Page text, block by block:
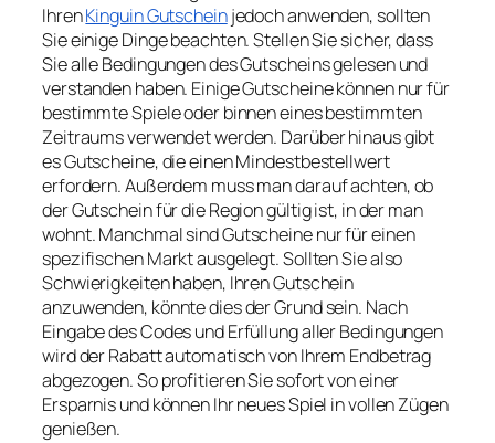
IhrenKinguin Gutscheinjedoch anwenden, sollten
Sie einige Dinge beachten. Stellen Sie sicher, dass
Sie alle Bedingungen des Gutscheins gelesen und
verstanden haben. Einige Gutscheine können nur für
bestimmte Spiele oder binnen eines bestimmten
Zeitraums verwendet werden. Darüber hinaus gibt
es Gutscheine, die einen Mindestbestellwert
erfordern. Außerdem muss man darauf achten, ob
der Gutschein für die Region gültig ist, in der man
wohnt. Manchmal sind Gutscheine nur für einen
spezifischen Markt ausgelegt. Sollten Sie also
Schwierigkeiten haben, Ihren Gutschein
anzuwenden, könnte dies der Grund sein. Nach
Eingabe des Codes und Erfüllung aller Bedingungen
wird der Rabatt automatisch von Ihrem Endbetrag
abgezogen. So profitieren Sie sofort von einer
Ersparnis und können Ihr neues Spiel in vollen Zügen
genießen.